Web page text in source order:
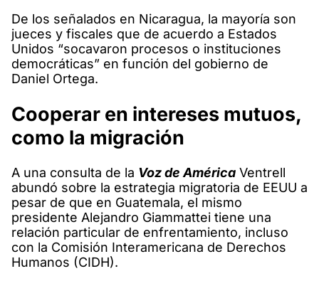
De los señalados en Nicaragua, la mayoría son
jueces y fiscales que de acuerdo a Estados
Unidos “socavaron procesos o instituciones
democráticas” en función del gobierno de
Daniel Ortega.
Cooperar en intereses mutuos,
como la migración
A una consulta de la Voz de América Ventrell
abundó sobre la estrategia migratoria de EEUU a
pesar de que en Guatemala, el mismo
presidente Alejandro Giammattei tiene una
relación particular de enfrentamiento, incluso
con la Comisión Interamericana de Derechos
Humanos (CIDH).